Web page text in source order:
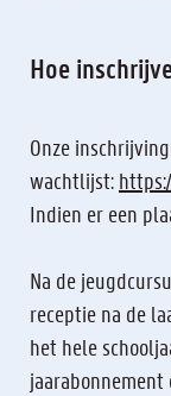
Hoe
Onze
wachtlijst:
Indien er een
Na de
receptie na de
het hele
jaarabonnement